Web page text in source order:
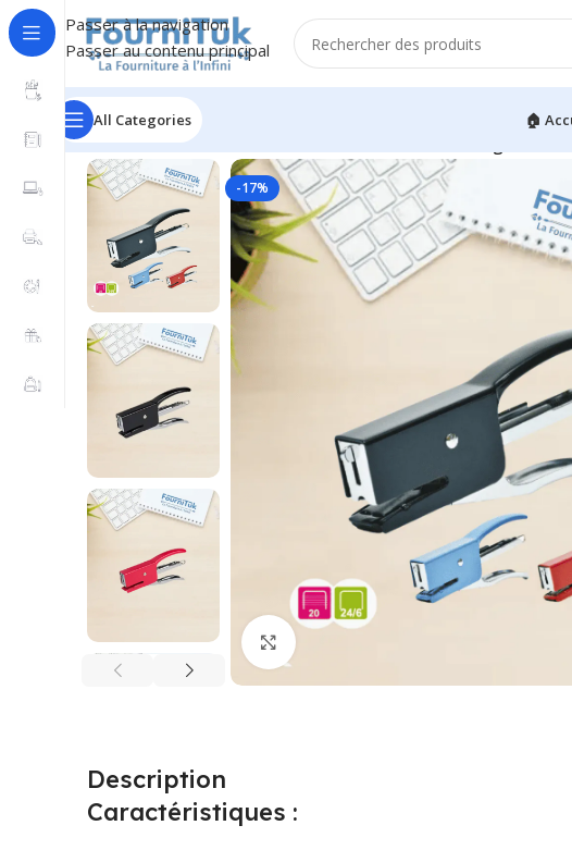
Passer à la navigation
Passer au contenu principal
All Categories 🏠
Accueil/Fourniture de Bureau
-17%
Description
Caractéristiques :